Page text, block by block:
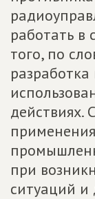
работать в
того, по
действиях.
при
ситуаций и